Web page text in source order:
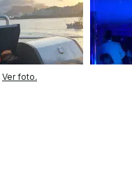
Ver foto.